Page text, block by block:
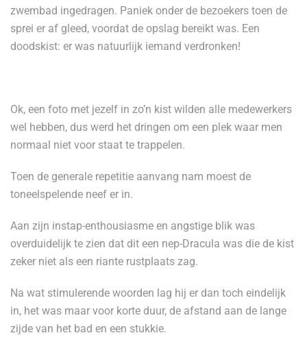
zwembad ingedragen. Paniek onder de bezoekers toen de
sprei er af gleed, voordat de opslag bereikt was. Een
doodskist: er was natuurlijk iemand verdronken!
Ok, een foto met jezelf in zo’n kist wilden alle medewerkers
wel hebben, dus werd het dringen om een plek waar men
normaal niet voor staat te trappelen.
Toen de generale repetitie aanvang nam moest de
toneelspelende neef er in.
Aan zijn instap-enthousiasme en angstige blik was
overduidelijk te zien dat dit een nep-Dracula was die de kist
zeker niet als een riante rustplaats zag.
Na wat stimulerende woorden lag hij er dan toch eindelijk
in, het was maar voor korte duur, de afstand aan de lange
zijde van het bad en een stukkie.